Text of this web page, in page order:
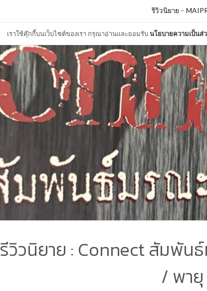
เราใช้คุ๊กกี้บนเว็บไซต์ของเรา กรุณาอ่านและยอมรับนโยบายความเป็นส่
รีวิวนิยาย –
รีวิวนิยาย : Connect สัมพั
/ พายุ